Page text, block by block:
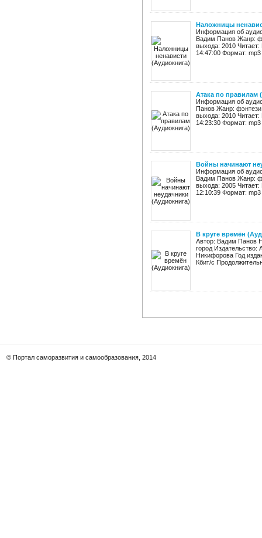
Наложницы
Информация об
Вадим Панов Жанр:
выхода: 2010
14:47:00 Формат:
Атака по правилам
Информация об
Панов Жанр: фэнтези
выхода: 2010
14:23:30 Формат:
Войны начинают
Информация об
Вадим Панов Жанр:
выхода: 2005
12:10:39 Формат:
В круге времён
Автор: Вадим Панов
город Издательство:
Никифорова Год
Кбит/с
© Портал саморазвития и самообразования, 2014